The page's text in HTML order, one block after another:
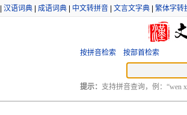
汉语词典 成语词典 中文转拼音 文言文字典 繁体字转
按拼音检索 按部首检索
提示： 支持拼音查询，例：“wen